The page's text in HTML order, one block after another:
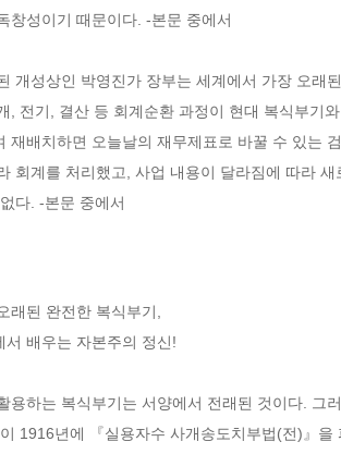
창성이기 때문이다. -본문 중에서
개성상인 박영진가 장부는 세계에서 가장 오래
, 전기, 결산 등 회계순환 과정이 현대 복식부기
재배치하면 오늘날의 재무제표로 바꿀 수 있는
회계를 처리했고, 사업 내용이 달라짐에 따라
다. -본문 중에서
래된 완전한 복식부기,
서 배우는 자본주의 정신!
용하는 복식부기는 서양에서 전래된 것이다.
1916년에 『실용자수 사개송도치부법(전)』